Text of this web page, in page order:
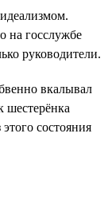
на госслужбе
руководители.
вкалывал
шестерёнка
состояния